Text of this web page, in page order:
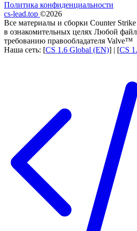
Политика конфиденциальности
cs-lead.top ©2026
Все материалы и сборки Counter
в ознакомительных целях Любой файл
требованию правообладателя Valve™
Наша сеть: [CS 1.6 Global (EN)] | [CS